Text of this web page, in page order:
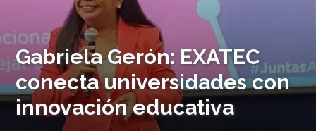
Gabriela Gerón: EXATEC
conecta universidades con
innovación educativa